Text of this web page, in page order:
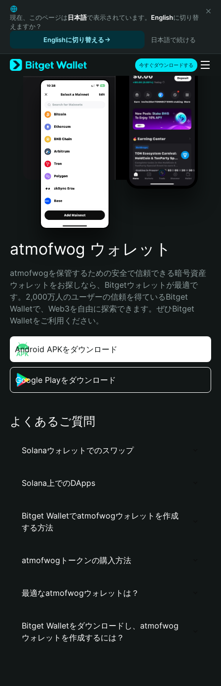
English
日本語
Tiếng Việt
Español (Latinoamérica)
Türkçe
Italiano
Português (Portugal)
Bahasa Indonesia
Português (Brasil)
Español (Argentina)
現在、このページは日本語で表示されています。 Englishに切り替
えますか？
Englishに切り替える
日本語で続ける
今すぐダウンロードする
atmofwog ウォレット
atmofwogを保管するための安全で信頼できる暗号資産
ウォレットをお探しなら、Bitgetウォレットが最適で
す。2,000万人のユーザーの信頼を得ているBitget
Walletで、Web3を自由に探索できます。ぜひBitget
Walletをご利用ください。
Android APKをダウンロード
Google Playをダウンロード
よくあるご質問
Solanaウォレットでのスワップ
Solana上でのDApps
Bitget Walletでatmofwogウォレットを作成
する方法
atmofwogトークンの購入方法
最適なatmofwogウォレットは？
Bitget Walletをダウンロードし、atmofwog
ウォレットを作成するには？